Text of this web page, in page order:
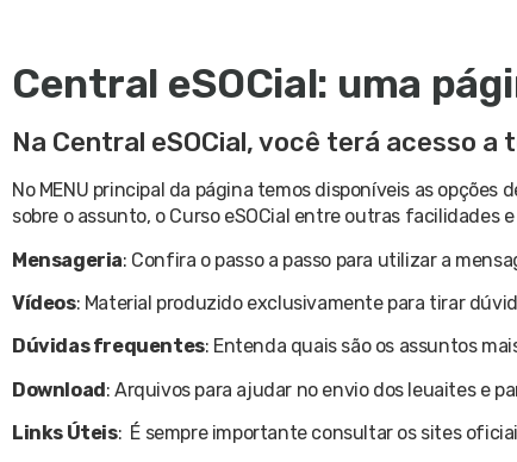
Central eSOCial: uma
Na Central eSOCial, você terá acesso
No MENU principal da página temos disponíveis as
sobre o assunto, o Curso eSOCial entre outras facilidades
Mensageria: Confira o passo a passo para utilizar a
Vídeos: Material produzido exclusivamente para tirar
Dúvidas frequentes: Entenda quais são os assuntos
Download: Arquivos para ajudar no envio dos leuaites e
Links Úteis: É sempre importante consultar os sites